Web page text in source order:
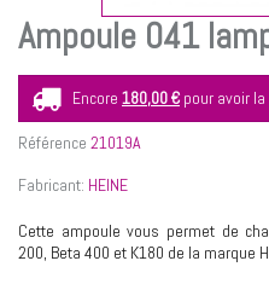
Ampoule 041
Encore 180,00 € pour avoir
Référence 21019A
Fabricant: HEINE
Cette ampoule vous permet de
200, Beta 400 et K180 de la marque